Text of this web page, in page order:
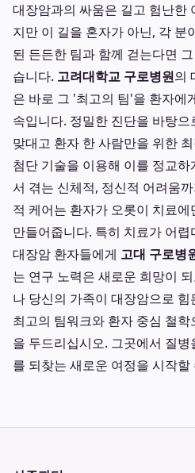
대장암과의 싸움은 길고 험난한
지만 이 길을 혼자가 아닌, 각 분
된 든든한 팀과 함께 걷는다면
습니다. 고려대학교 구로병원의
은 바로 그 '최고의 팀'을 환자에
속입니다. 정밀한 진단을 바탕
맞대고 환자 한 사람만을 위한
첨단 기술을 이용해 이를 정교
서 겪는 신체적, 정신적 어려움
적 케어는 환자가 오롯이 치료
만들어줍니다. 특히 치료가 어
대장암 환자들에게 고대 구로병
는 연구 노력은 새로운 희망이
나 당신의 가족이 대장암으로
최고의 팀워크와 환자 중심 철학
을 두드리십시오. 그곳에서 질
를 되찾는 새로운 여정을 시작할